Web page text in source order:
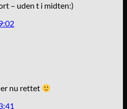
– uden t i midten:)
er nu rettet